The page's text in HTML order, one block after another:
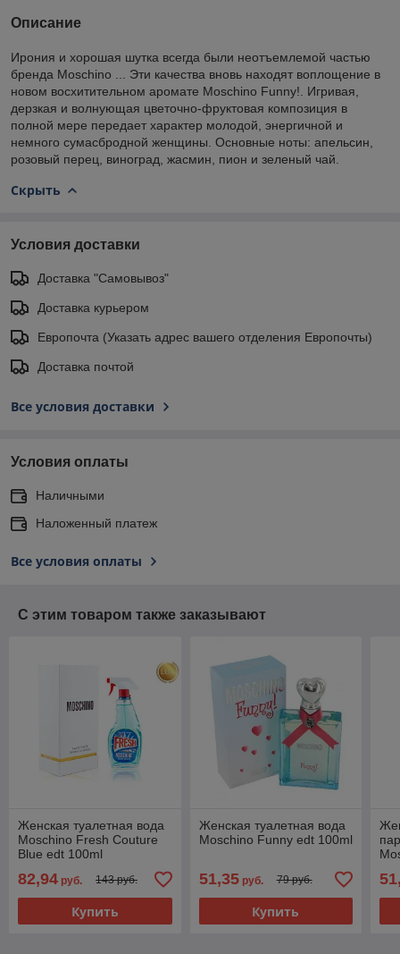
Описание
Ирония и хорошая шутка всегда были неотъемлемой частью
бренда Moschino ... Эти качества вновь находят воплощение в
новом восхитительном аромате Moschino Funny!. Игривая,
дерзкая и волнующая цветочно-фруктовая композиция в
полной мере передает характер молодой, энергичной и
немного сумасбродной женщины. Основные ноты: апельсин,
розовый перец, виноград, жасмин, пион и зеленый чай.
Скрыть
Условия доставки
Доставка "Самовывоз"
Доставка курьером
Европочта (Указать адрес вашего отделения Европочты)
Доставка почтой
Все условия доставки
Условия оплаты
Наличными
Наложенный платеж
Все условия оплаты
С этим товаром также заказывают
Женская туалетная вода
Moschino Fresh Couture
Blue edt 100ml
82,94 руб. 143 руб.
Купить
Женская туалетная вода
Moschino Funny edt 100ml
51,35руб. 79 руб.
Купить